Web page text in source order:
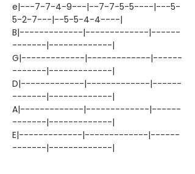
e|---7-7-4-9---|--7-7-5-5----|---5-
5-2-7---|--5-5-4-4----|
B|-------------|-------------|------
-------|-------------|
G|-------------|-------------|------
-------|-------------|
D|-------------|-------------|------
-------|-------------|
A|-------------|-------------|------
-------|-------------|
E|-------------|-------------|------
-------|-------------|